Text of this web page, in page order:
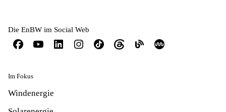
Die EnBW im Social Web
Im Fokus
Windenergie